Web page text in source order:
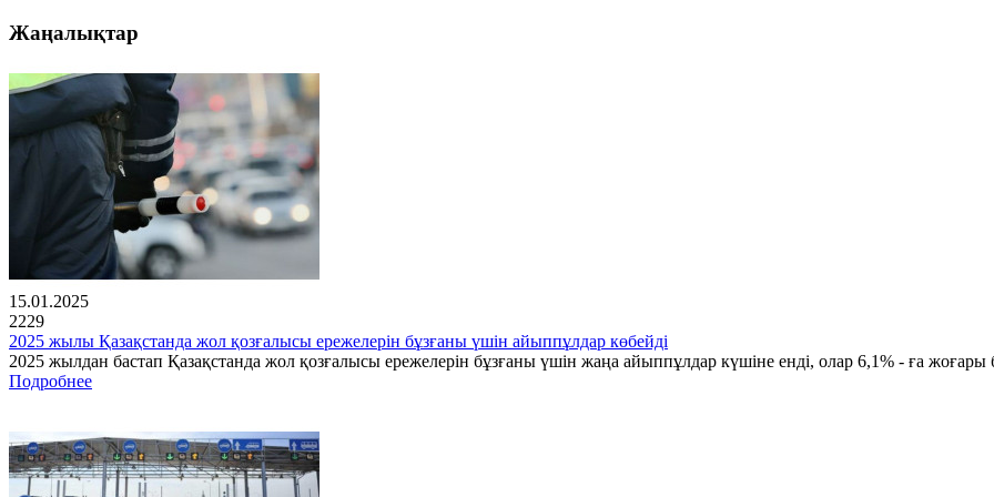
Жаңалықтар
15.01.2025
2229
2025 жылы Қазақстанда жол қозғалысы ережелерін бұзғаны үшін айыппұлдар көбейді
2025 жылдан бастап Қазақстанда жол қозғалысы ережелерін бұзғаны үшін жаңа айыппұлдар күшіне енді, олар 6,1% - ға
Подробнее